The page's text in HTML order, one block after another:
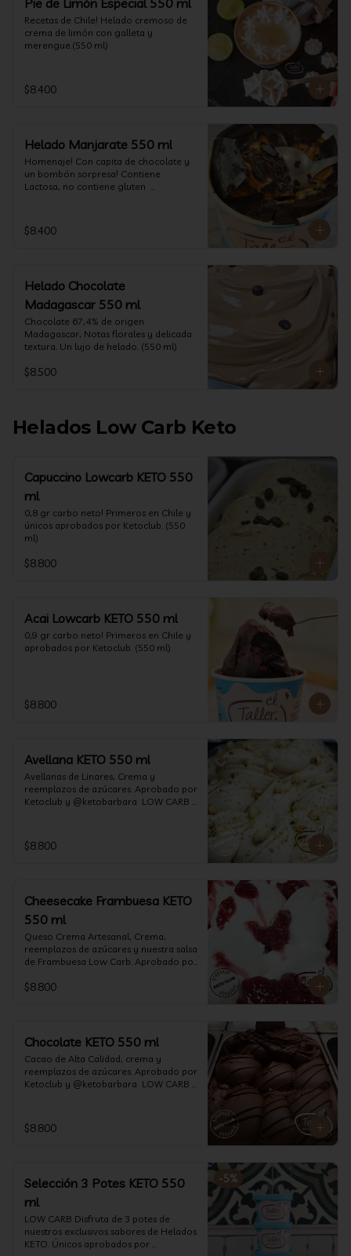
Pie de Limón Especial 550 ml
Recetas de Chile! Helado cremoso de
crema de limón con galleta y
merengue.(550 ml)
$8.400
Helado Manjarate 550 ml
Homenaje! Con capita de chocolate y
un bombón sorpresa! Contiene
Lactosa, no contiene gluten
$8.400
Helado Chocolate
Madagascar 550 ml
Chocolate 67,4% de origen
Madagascar, Notas florales y delicada
textura. Un lujo de helado. (550 ml)
$8.500
Helados Low Carb Keto
Capuccino Lowcarb KETO 550
ml
0,8 gr carbo neto! Primeros en Chile y
únicos aprobados por Ketoclub. (550
ml)
$8.800
Acai Lowcarb KETO 550 ml
0,9 gr carbo neto! Primeros en Chile y
aprobados por Ketoclub. (550 ml)
$8.800
Avellana KETO 550 ml
Avellanas de Linares, Crema y
reemplazos de azúcares. Aprobado por
Ketoclub y @ketobarbara  LOW CARB
$8.800
Cheesecake Frambuesa KETO
550 ml
Queso Crema Artesanal, Crema,
reemplazos de azúcares y nuestra salsa
de Frambuesa Low Carb. Aprobado por
KETO. (550 ml)
$8.800
Chocolate KETO 550 ml
Cacao de Alta Calidad, crema y
reemplazos de azúcares. Aprobado por
Ketoclub y @ketobarbara  LOW CARB
$8.800
-5%
Selección 3 Potes KETO 550
ml
LOW CARB Disfruta de 3 potes de
nuestros exclusivos sabores de Helados
KETO. Únicos aprobados por